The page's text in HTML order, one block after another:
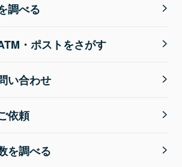
調べる
・ポストをさがす
い合わせ
依頼
を調べる